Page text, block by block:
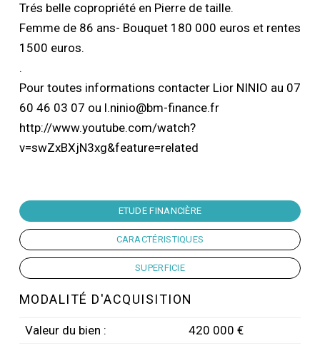
Trés belle copropriété en Pierre de taille.
Femme de 86 ans- Bouquet 180 000 euros et rentes
1500 euros.
.
Pour toutes informations contacter Lior NINIO au 07
60 46 03 07 ou l.ninio@bm-finance.fr
http://www.youtube.com/watch?
v=swZxBXjN3xg&feature=related
ETUDE FINANCIÈRE
CARACTÉRISTIQUES
SUPERFICIE
MODALITÉ D'ACQUISITION
Valeur du bien :
420 000 €